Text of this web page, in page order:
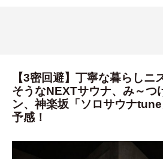
【3密回避】丁寧な暮らしニ
そうなNEXTサウナ、み～
ン、神楽坂「ソロサウナ
予感！